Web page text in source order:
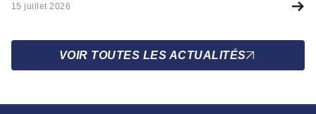
15 juillet 2026
VOIR TOUTES LES ACTUALITÉS